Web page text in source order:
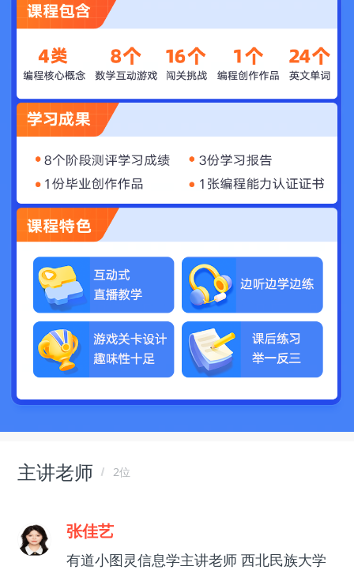
主讲老师 2位
张佳艺
有道小图灵信息学主讲老师 西北民族大学